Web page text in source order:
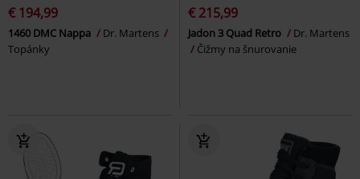
€ 194,99
1460 DMC Nappa
Dr. Martens
Topánky
€ 215,99
Jadon 3 Quad Retro
Dr. Martens
Čižmy na šnurovanie